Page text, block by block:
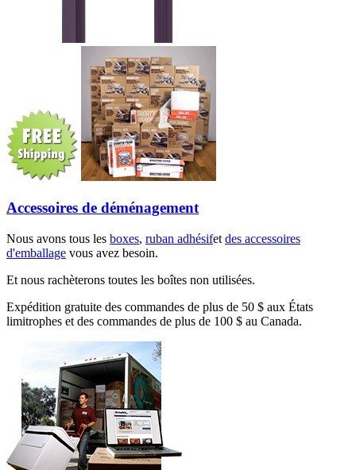
Accessoires de déménagement
Nous avons tous les boxes, ruban adhésifet des accessoires
d'emballage vous avez besoin.
Et nous rachèterons toutes les boîtes non utilisées.
Expédition gratuite des commandes de plus de 50 $ aux États
limitrophes et des commandes de plus de 100 $ au Canada.